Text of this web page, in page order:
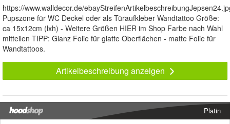
https://www.walldecor.de/
Pupszone für WC Deckel oder als Türaufkleber Wandtattoo Größe:
ca 15x12cm (lxh) - Weitere Größen HIER im Shop Farbe nach Wahl
mitteilen TIPP: Glanz Folie für glatte Oberflächen - matte Folie für
Wandtattoos.
Artikelbeschreibung anzeigen
Platin